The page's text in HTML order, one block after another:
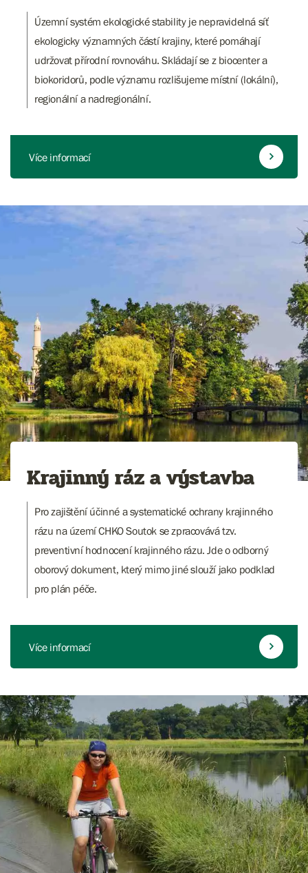
Územní systém ekologické stability je nepravidelná síť
ekologicky významných částí krajiny, které pomáhají
udržovat přírodní rovnováhu. Skládají se z biocenter a
biokoridorů, podle významu rozlišujeme místní (lokální),
regionální a nadregionální.
Více informací
Krajinný ráz a výstavba
Pro zajištění účinné a systematické ochrany krajinného
rázu na území CHKO Soutok se zpracovává tzv.
preventivní hodnocení krajinného rázu. Jde o odborný
oborový dokument, který mimo jiné slouží jako podklad
pro plán péče.
Více informací